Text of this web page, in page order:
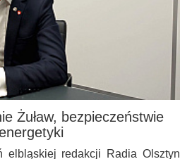
Żuław, bezpieczeństwie
elbląskiej redakcji Radia Olsztyn